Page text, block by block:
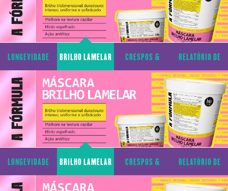
LONGEVIDADE
CAPILAR
BRILHO LAMELAR CRESPOS &
CACHOS
RELATÓRIO DE
TRANSPARÊNCIA
LONGEVIDADE
CAPILAR
BRILHO LAMELAR CRESPOS &
CACHOS
RELATÓRIO DE
TRANSPARÊNCIA